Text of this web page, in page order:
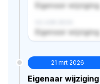
Eigenaar wijziging
Eigenaar wijziging
21 mrt 2026
Eigenaar wijziging